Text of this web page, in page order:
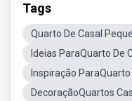
Tags
Quarto De Casal
Ideias ParaQuarto De
Inspiração ParaQuarto
DecoraçãoQuartos